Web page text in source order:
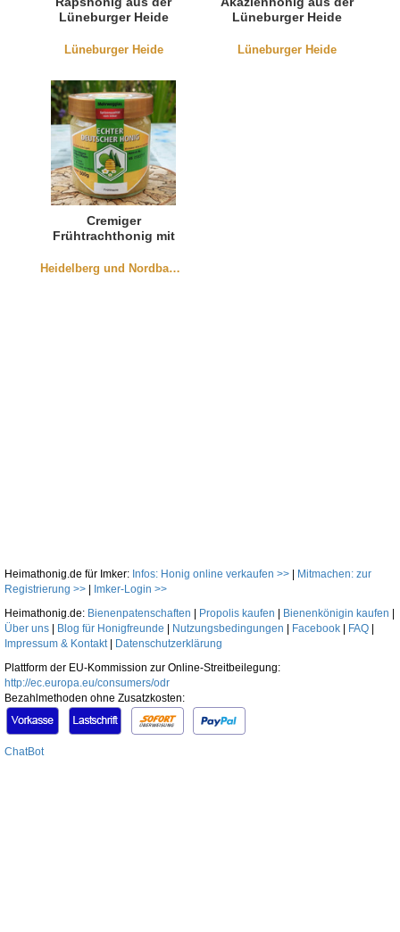
Lüneburger Heide
Lüneburger Heide
Lüneburger Heide
Lüneburger Heide
Cremiger
Frühtrachthonig mit
Bischweier
Heidelberg und Nordbaden
Heimathonig.de für Imker: Infos: Honig online verkaufen >>
Mitmachen: zur
Registrierung >>
Imker-Login >>
Heimathonig.de: Bienenpatenschaften Propolis kaufen Bienenkönigin kaufen
Über uns
Blog für Honigfreunde Nutzungsbedingungen Facebook FAQ
Impressum & Kontakt|
Datenschutzerklärung
Plattform der EU-Kommission zur Online-Streitbeilegung:
http://ec.europa.eu/consumers/odr
Bezahlmethoden ohne Zusatzkosten:
ChatBot